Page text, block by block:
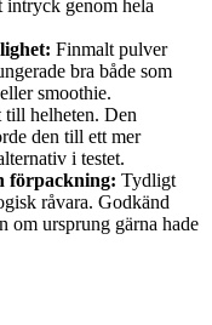
intryck genom hela
Finmalt pulver
bra både som
smoothie.
till helheten. Den
den till ett mer
i testet.
förpackning: Tydligt
råvara. Godkänd
om ursprung gärna hade